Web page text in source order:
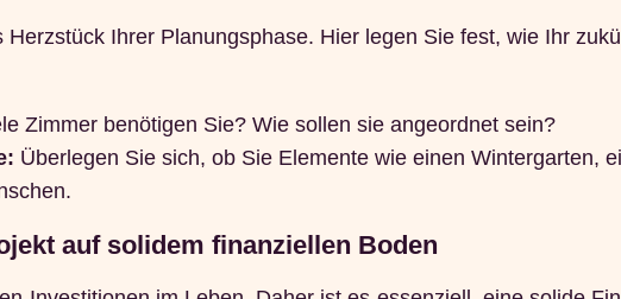
Ihrer Planungsphase. Hier legen Sie fest, wie Ihr
Zimmer benötigen Sie? Wie sollen sie angeordnet sein?
Überlegen Sie sich, ob Sie Elemente wie einen Wintergarten,
auf solidem finanziellen Boden